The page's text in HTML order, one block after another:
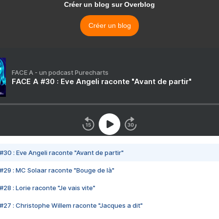
Créer un blog sur Overblog
Créer un blog
FACE A - un podcast Purecharts
FACE A #30 : Eve Angeli raconte "Avant de partir"
#30 : Eve Angeli raconte "Avant de partir"
#29 : MC Solaar raconte "Bouge de là"
#28 : Lorie raconte "Je vais vite"
#27 : Christophe Willem raconte "Jacques a dit"